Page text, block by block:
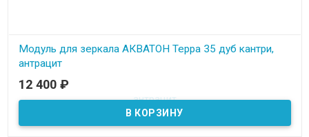
Модуль для зеркала АКВАТОН Терра 35 дуб кантри,
антрацит
В наличии
12 400 ₽